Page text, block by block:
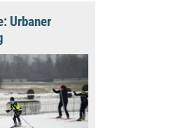
Urbaner